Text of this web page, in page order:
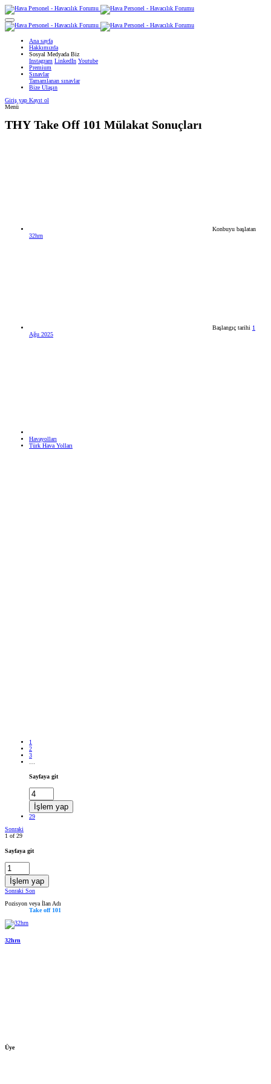
Ana sayfa
Hakkımızda
Sosyal Medyada Biz
Instagram LinkedIn Youtube
Premium
Sınavlar
Tamamlanan sınavlar
Bize Ulaşın
Giriş yap Kayıt ol
Menü
THY Take Off 101 Mülakat Sonuçları
Konbuyu başlatan
32hrn
Başlangıç tarihi 1
Ağu 2025
Havayolları
Türk Hava Yolları
1
2
3
Sayfaya git
İşlem yap
29
Sonraki
1 of 29
Sayfaya git
İşlem yap
Sonraki Son
Pozisyon veya İlan Adı
Take off 101
32hrn
Üye